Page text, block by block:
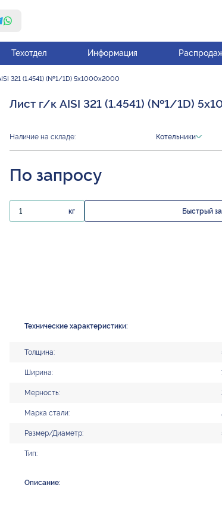
Техотдел Информация
321 (1.4541) (№1/1D) 5х1000х2000
Лист г/к AISI 321 (1.4541) (№1/1D)
Наличие на складе: Котельники
По запросу
кг Быстрый
Технические характеристики:
Толщина:
Ширина:
Мерность:
Марка стали:
Размер/Диаметр:
Тип:
Описание: